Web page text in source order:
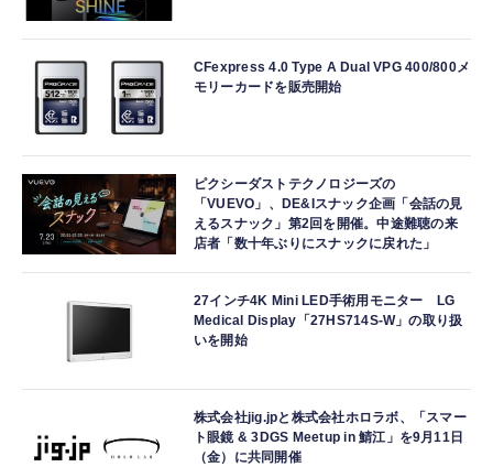
CFexpress 4.0 Type A Dual VPG 400/800メ
モリーカードを販売開始
ピクシーダストテクノロジーズの
「VUEVO」、DE&Iスナック企画「会話の見
えるスナック」第2回を開催。中途難聴の来
店者「数十年ぶりにスナックに戻れた」
27インチ4K Mini LED手術用モニター LG
Medical Display「27HS714S-W」の取り扱
いを開始
株式会社jig.jpと株式会社ホロラボ、「スマー
ト眼鏡 & 3DGS Meetup in 鯖江」を9月11日
（金）に共同開催